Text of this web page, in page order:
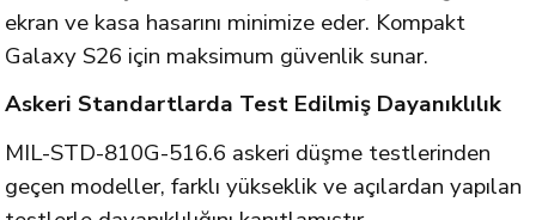
ekran ve kasa hasarını minimize eder. Kompakt
Galaxy S26 için maksimum güvenlik sunar.
Askeri Standartlarda Test Edilmiş Dayanıklılık
MIL-STD-810G-516.6 askeri düşme testlerinden
geçen modeller, farklı yükseklik ve açılardan yapılan